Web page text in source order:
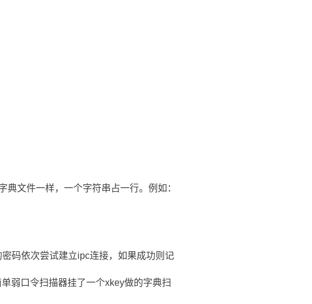
文件一样，一个字符串占一行。例如：
码依次尝试建立ipc连接，如果成功则记
弱口令扫描器挂了一个xkey做的字典扫